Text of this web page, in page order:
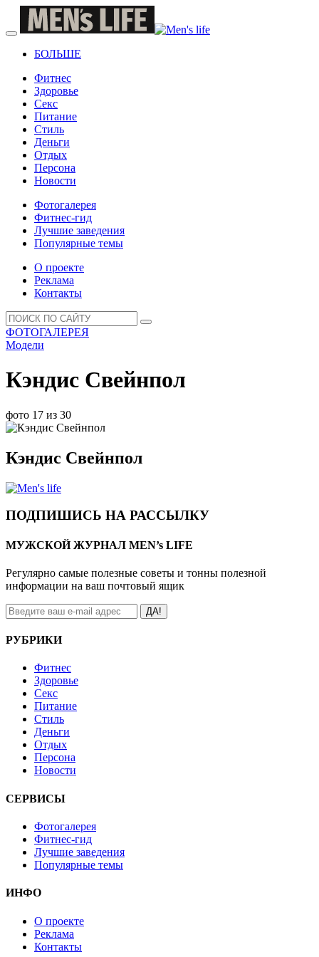
БОЛЬШЕ
Фитнес
Здоровье
Секс
Питание
Стиль
Деньги
Отдых
Персона
Новости
Фотогалерея
Фитнес-гид
Лучшие заведения
Популярные темы
О проекте
Реклама
Контакты
ФОТОГАЛЕРЕЯ
Модели
Кэндис Свейнпол
фото 17 из 30
Кэндис Свейнпол
ПОДПИШИСЬ НА РАССЫЛКУ
МУЖСКОЙ ЖУРНАЛ MEN’s LIFE
Регулярно самые полезные советы и тонны полезной
информации на ваш почтовый ящик
ДА!
РУБРИКИ
Фитнес
Здоровье
Секс
Питание
Стиль
Деньги
Отдых
Персона
Новости
СЕРВИСЫ
Фотогалерея
Фитнес-гид
Лучшие заведения
Популярные темы
ИНФО
О проекте
Реклама
Контакты